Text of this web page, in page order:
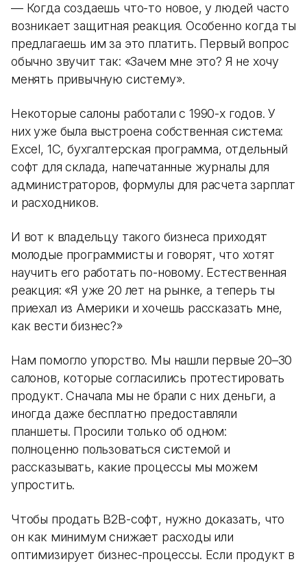
— Когда создаешь что-то новое, у людей часто
возникает защитная реакция. Особенно когда ты
предлагаешь им за это платить. Первый вопрос
обычно звучит так: «Зачем мне это? Я не хочу
менять привычную систему».
Некоторые салоны работали с 1990-х годов. У
них уже была выстроена собственная система:
Excel, 1С, бухгалтерская программа, отдельный
софт для склада, напечатанные журналы для
администраторов, формулы для расчета зарплат
и расходников.
И вот к владельцу такого бизнеса приходят
молодые программисты и говорят, что хотят
научить его работать по-новому. Естественная
реакция: «Я уже 20 лет на рынке, а теперь ты
приехал из Америки и хочешь рассказать мне,
как вести бизнес?»
Нам помогло упорство. Мы нашли первые 20–30
салонов, которые согласились протестировать
продукт. Сначала мы не брали с них деньги, а
иногда даже бесплатно предоставляли
планшеты. Просили только об одном:
полноценно пользоваться системой и
рассказывать, какие процессы мы можем
упростить.
Чтобы продать B2B-софт, нужно доказать, что
он как минимум снижает расходы или
оптимизирует бизнес-процессы. Если продукт в